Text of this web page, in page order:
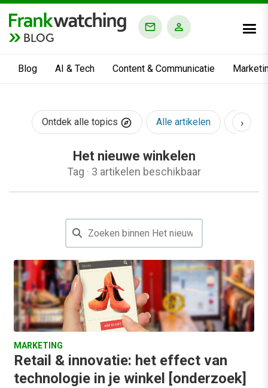
BLOG
Blog AI & Tech Content & Communicatie
Ontdek alle topics Alle artikelen AI &
›
Het nieuwe winkelen
Tag · 3 artikelen beschikbaar
MARKETING
Retail & innovatie: het effect van
technologie in je winkel [onderzoek]